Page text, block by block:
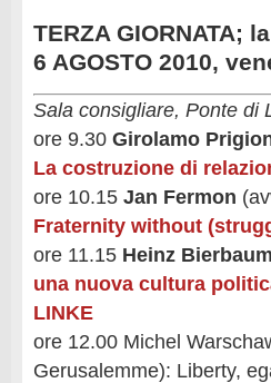
TERZA GIORNATA;
6 AGOSTO 2010,
Sala consigliare, Ponte di
ore 9.30 Girolamo
La costruzione di
ore 10.15 Jan Fermon
Fraternity without
ore 11.15 Heinz Bierbaum
una nuova cultura
LINKE
ore 12.00 Michel
Gerusalemme): Liberty,